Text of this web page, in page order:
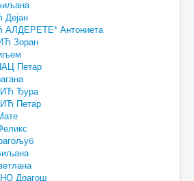
Антониета
Зоран
Петар
Ђура
Петар
Драгош